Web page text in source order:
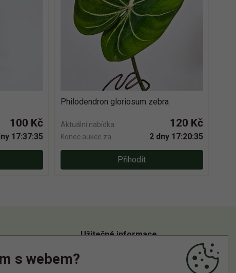
100 Kč
17:37:35
Philodendron gloriosum zebra
Aktuální nabídka: 120 Kč
Konec aukce za: 2 dny 17:20:35
Přihodit
Užitečné informace
Informace o zpracování osobních údajů
s webem?